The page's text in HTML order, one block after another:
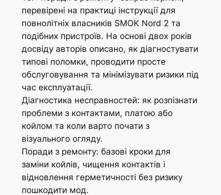
перевірені на практиці інструкції для
повнолітніх власників SMOK Nord 2 та
подібних пристроїв. На основі двох років
досвіду авторів описано, як діагностувати
типові поломки, проводити просте
обслуговування та мінімізувати ризики під
час експлуатації.
Діагностика несправностей: як розпізнати
проблеми з контактами, платою або
койлом та коли варто почати з
візуального огляду.
Поради з ремонту: базові кроки для
заміни койлів, чищення контактів і
відновлення герметичності без ризику
пошкодити мод.